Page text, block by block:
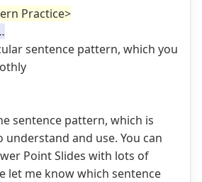
Practice>
sentence pattern, which you
sentence pattern, which is
and use. You can
Point Slides with lots of
let me know which sentence